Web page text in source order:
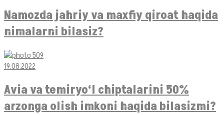
Namozda jahriy va maxfiy qiroat haqida
nimalarni bilasiz?
19.08.2022
Avia va temiryo‘l chiptalarini 50%
arzonga olish imkoni haqida bilasizmi?